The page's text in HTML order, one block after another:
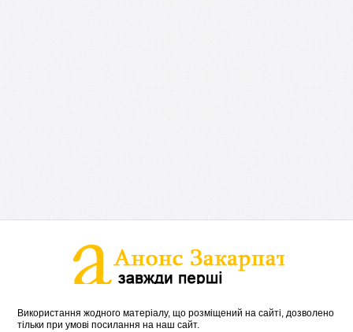
Використання жодного матеріалу, що розміщений на сайті, дозволено
тільки при умові посилання на наш сайт.